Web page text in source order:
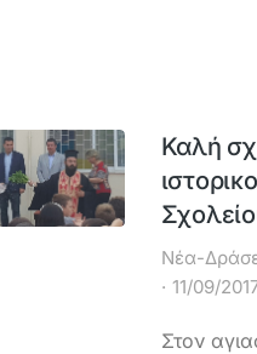
Καλή
Νέα-
11/09/
Στον